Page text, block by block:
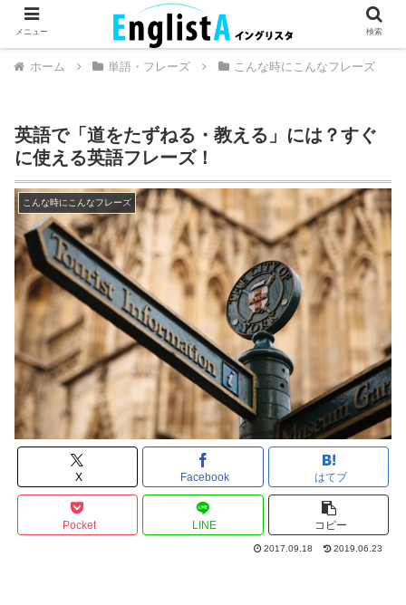
英語が話せるとちょっとハッピー。
ホーム 単語・フレーズ こんな時にこんなフレーズ
英語で「道をたずねる・教える」には？すぐ
に使える英語フレーズ！
こんな時にこんなフレーズ
X Facebook はてブ
Pocket LINE コピー
2017.09.18 2019.06.23
メニュー 検索